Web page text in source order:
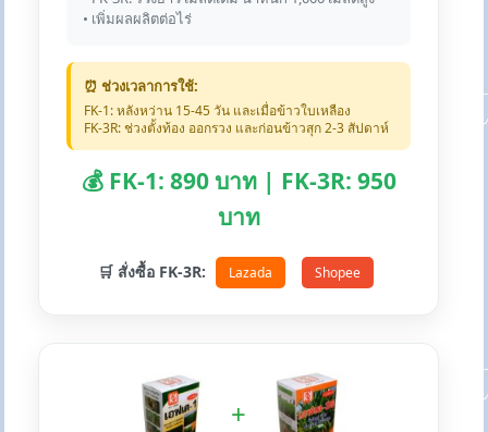
• เพิ่มผลผลิตต่อไร่
⏰ ช่วงเวลาการใช้:
FK-1: หลังหว่าน 15-45 วัน และเมื่อข้าวใบเหลือง
FK-3R: ช่วงตั้งท้อง ออกรวง และก่อนข้าวสุก 2-3 สัปดาห์
💰 FK-1: 890 บาท | FK-3R: 950
บาท
🛒 สั่งซื้อ FK-3R: Lazada Shopee
+